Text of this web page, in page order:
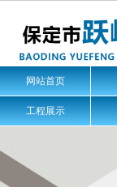
网站首页
工程展示